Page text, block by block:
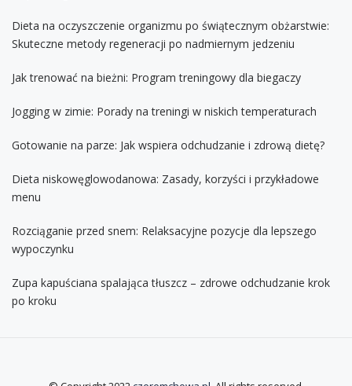
Dieta na oczyszczenie organizmu po świątecznym obżarstwie:
Skuteczne metody regeneracji po nadmiernym jedzeniu
Jak trenować na bieżni: Program treningowy dla biegaczy
Jogging w zimie: Porady na treningi w niskich temperaturach
Gotowanie na parze: Jak wspiera odchudzanie i zdrową dietę?
Dieta niskowęglowodanowa: Zasady, korzyści i przykładowe
menu
Rozciąganie przed snem: Relaksacyjne pozycje dla lepszego
wypoczynku
Zupa kapuściana spalająca tłuszcz – zdrowe odchudzanie krok
po kroku